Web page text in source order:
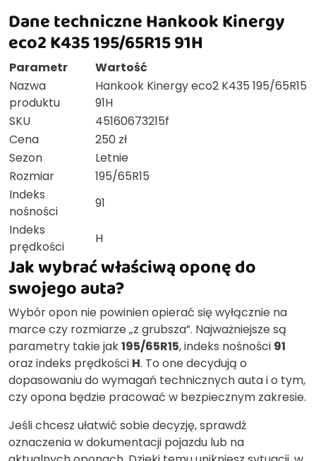
Dane techniczne Hankook Kinergy
eco2 K435 195/65R15 91H
Parametr
Wartość
Nazwa
produktu
Hankook Kinergy eco2 K435 195/65R15
91H
SKU
45160673215f
Cena
250 zł
Sezon
Letnie
Rozmiar
195/65R15
Indeks
nośności
91
Indeks
prędkości
H
Jak wybrać właściwą oponę do
swojego auta?
Wybór opon nie powinien opierać się wyłącznie na
marce czy rozmiarze „z grubsza”. Najważniejsze są
parametry takie jak195/65R15, indeks nośności 91
oraz indeks prędkości H. To one decydują o
dopasowaniu do wymagań technicznych auta i o tym,
czy opona będzie pracować w bezpiecznym zakresie.
Jeśli chcesz ułatwić sobie decyzję, sprawdź
oznaczenia w dokumentacji pojazdu lub na